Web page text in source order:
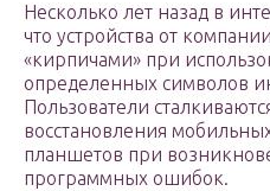
Несколько лет назад в
что устройства от
«кирпичами» при
определенных символов
Пользователи
восстановления
планшетов при
программных ошибок.